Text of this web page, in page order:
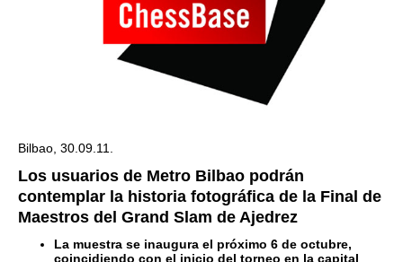
Bilbao, 30.09.11.
Los usuarios de Metro Bilbao podrán
contemplar la historia fotográfica de la Final de
Maestros del Grand Slam de Ajedrez
La muestra se inaugura el próximo 6 de octubre,
coincidiendo con el inicio del torneo en la capital